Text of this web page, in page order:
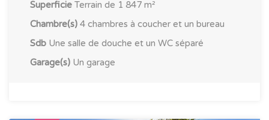
Superficie Terrain de 1 847 m²
Chambre(s) 4 chambres à coucher et un bureau
Sdb Une salle de douche et un WC séparé
Garage(s) Un garage